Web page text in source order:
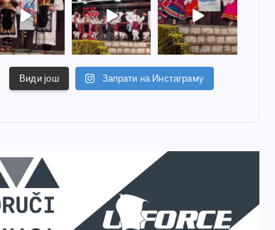
Види још Запрати на Инстаграму